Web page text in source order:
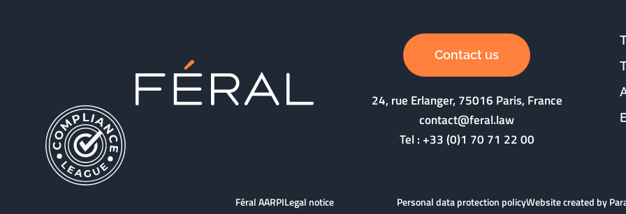
Contact us
24, rue Erlanger, 75016 Paris, France
contact@feral.law
Tel :+33 (0)1 70 71 22 00
Féral AARPILegal notice Personal data protection policyWebsite created by